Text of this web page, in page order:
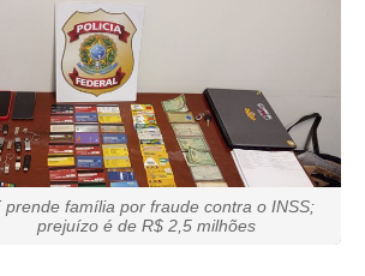
prende família por fraude contra o INSS;
prejuízo é de R$ 2,5 milhões